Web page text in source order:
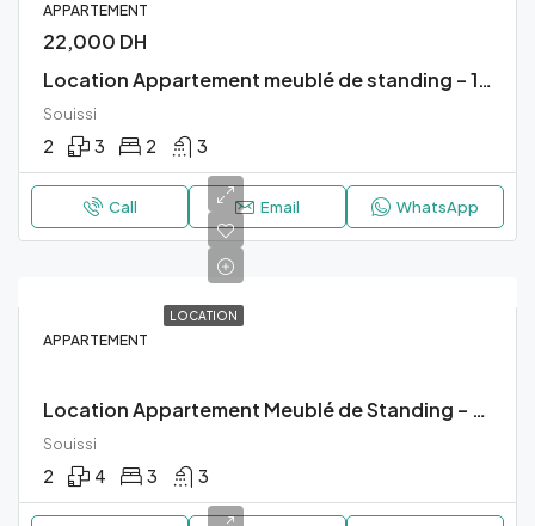
APPARTEMENT
22,000 DH
Location Appartement meublé de standing – 140 m² – Souissi (Eagle Hills)
Souissi
2 3 2 3
Call Email WhatsApp
LOCATION
APPARTEMENT
Location Appartement Meublé de Standing – Souissi (Eagle Hills)
Souissi
2 4 3 3